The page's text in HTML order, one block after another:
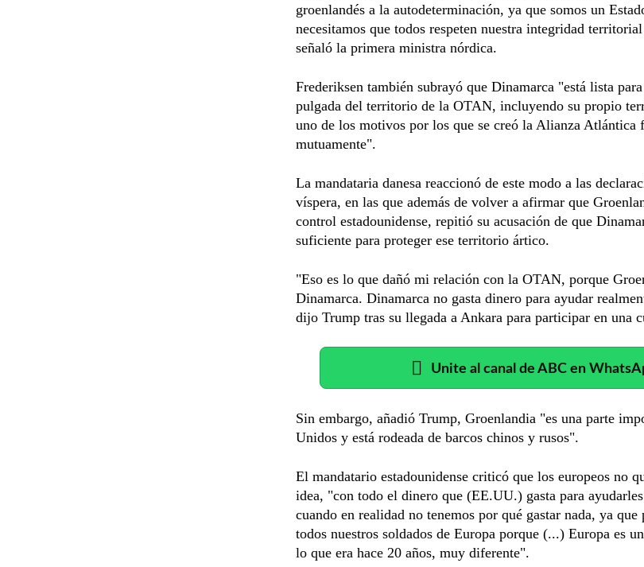
groenlandés a la autodeterminación, ya que somos un
necesitamos que todos respeten nuestra integridad
señaló la primera ministra nórdica.
Frederiksen también subrayó que Dinamarca "está lista
pulgada del territorio de la OTAN, incluyendo su propio
uno de los motivos por los que se creó la Alianza Atlántica
mutuamente".
La mandataria danesa reaccionó de este modo a las
víspera, en las que además de volver a afirmar que
control estadounidense, repitió su acusación de que
suficiente para proteger ese territorio ártico.
"Eso es lo que dañó mi relación con la OTAN, porque
Dinamarca. Dinamarca no gasta dinero para ayudar
dijo Trump tras su llegada a Ankara para participar en una
Unite al canal de ABC en
Sin embargo, añadió Trump, Groenlandia "es una parte
Unidos y está rodeada de barcos chinos y rusos".
El mandatario estadounidense criticó que los europeos no
idea, "con todo el dinero que (EE.UU.) gasta para
cuando en realidad no tenemos por qué gastar nada, ya
todos nuestros soldados de Europa porque (...) Europa es
lo que era hace 20 años, muy diferente".